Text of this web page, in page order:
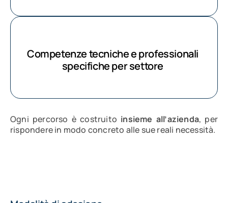
Competenze tecniche e professionali
specifiche per settore
Ogni percorso è costruito insieme all’azienda, per
rispondere in modo concreto alle sue reali necessità.